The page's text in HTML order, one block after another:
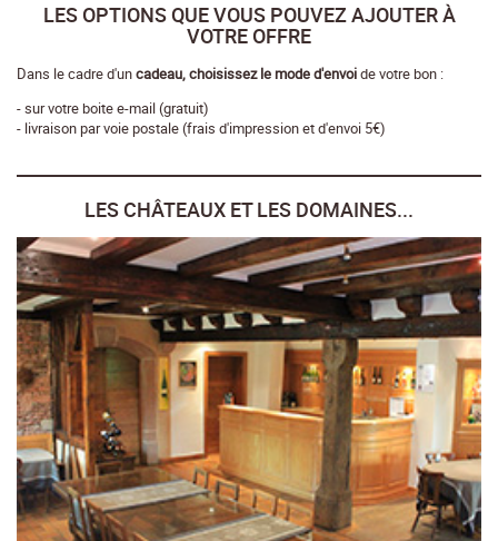
LES OPTIONS QUE VOUS POUVEZ AJOUTER À
VOTRE OFFRE
Dans le cadre d'uncadeau, choisissez le mode d'envoide votre bon :
- sur votre boite e-mail (gratuit)
- livraison par voie postale (frais d'impression et d'envoi 5€)
LES CHÂTEAUX ET LES DOMAINES...